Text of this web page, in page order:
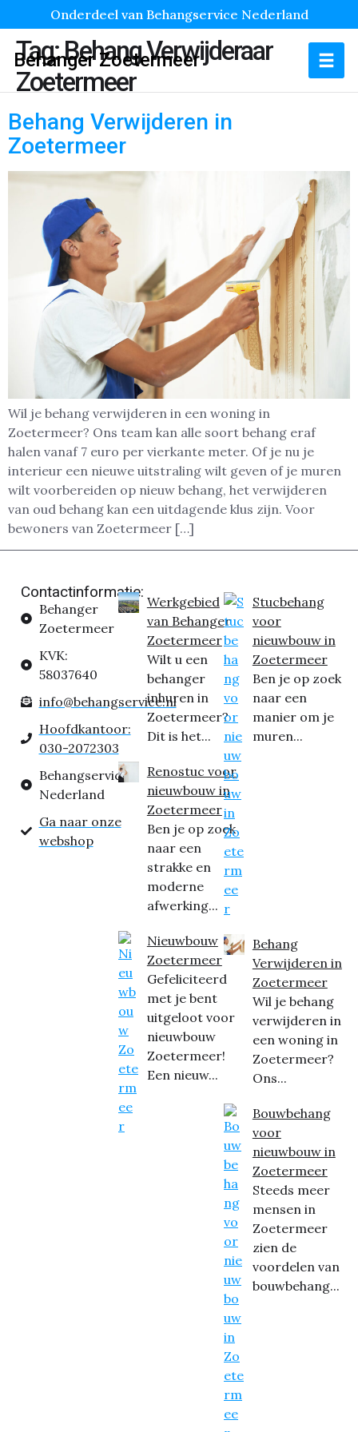
Onderdeel van Behangservice Nederland
Behanger Zoetermeer
Tag:Behang Verwijderaar
Zoetermeer
Behang Verwijderen in
Zoetermeer
Wil je behang verwijderen in een woning in
Zoetermeer? Ons team kan alle soort behang eraf
halen vanaf 7 euro per vierkante meter. Of je nu je
interieur een nieuwe uitstraling wilt geven of je muren
wilt voorbereiden op nieuw behang, het verwijderen
van oud behang kan een uitdagende klus zijn. Voor
bewoners van Zoetermeer […]
Contactinformatie:
Behanger
Zoetermeer
KVK:
58037640
info@behangservice.nl
Hoofdkantoor:
030-2072303
Behangservice
Nederland
Ga naar onze
webshop
Werkgebied
van Behanger
Zoetermeer
Wilt u een
behanger
inhuren in
Zoetermeer?
Dit is het...
Renostuc voor
nieuwbouw in
Zoetermeer
Ben je op zoek
naar een
strakke en
moderne
afwerking...
Nieuwbouw
Zoetermeer
Gefeliciteerd
met je bent
uitgeloot voor
nieuwbouw
Zoetermeer!
Een nieuw...
Stucbehang
voor
nieuwbouw in
Zoetermeer
Ben je op zoek
naar een
manier om je
muren...
Behang
Verwijderen in
Zoetermeer
Wil je behang
verwijderen in
een woning in
Zoetermeer?
Ons...
Bouwbehang
voor
nieuwbouw in
Zoetermeer
Steeds meer
mensen in
Zoetermeer
zien de
voordelen van
bouwbehang...